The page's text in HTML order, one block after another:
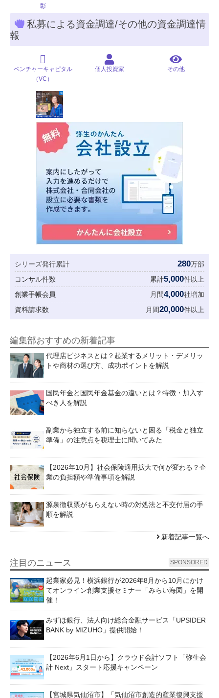
彰
私募による資金調達/その他の資金調達情
報
ベンチャーキャピタル
（VC）
個人投資家 その他
シリーズ発行累計 280万部
コンサル件数
累計5,000件以上
創業手帳会員
月間4,000社増加
資料請求数
月間20,000件以上
編集部おすすめの新着記事
代理店ビジネスとは？起業するメリット・デメリッ
トや商材の選び方、成功ポイントを解説
国民年金と国民年金基金の違いとは？特徴・加入す
べき人を解説
副業から独立する前に知らないと困る「税金と独立
準備」の注意点を税理士に聞いてみた
【2026年10月】社会保険適用拡大で何が変わる？企
業の負担額や準備事項を解説
源泉徴収票がもらえない時の対処法と不交付届の手
順を解説
新着記事一覧へ
注目のニュース SPONSORED
起業家必見！横浜銀行が2026年8月から10月にかけ
てオンライン創業支援セミナー「みらい海図」を開
催！
みずほ銀行、法人向け総合金融サービス「UPSIDER
BANK by MIZUHO」提供開始！
【2026年6月1日から】クラウド会計ソフト「弥生会
計 Next」スタート応援キャンペーン
【宮城県気仙沼市】「気仙沼市創造的産業復興支援